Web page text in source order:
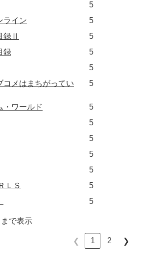
5
ライン
5
録Ⅱ
5
録
5
5
コメはまちがってい
5
・ワールド
5
5
5
5
5
ＬＳ
5
5
で表示
❮ 1 2 ❯